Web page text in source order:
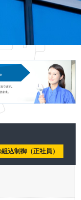
込制御（正社員）